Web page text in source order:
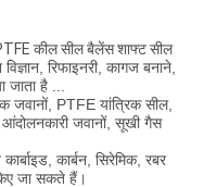
कील सील बैलेंस शाफ्ट सील
रिफाइनरी, कागज बनाने,
जाता है ...
जवानों, PTFE यांत्रिक सील,
जवानों, सूखी गैस
कार्बन, सिरेमिक, रबर
जा सकते हैं।